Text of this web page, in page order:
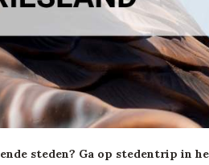
steden? Ga op stedentrip in